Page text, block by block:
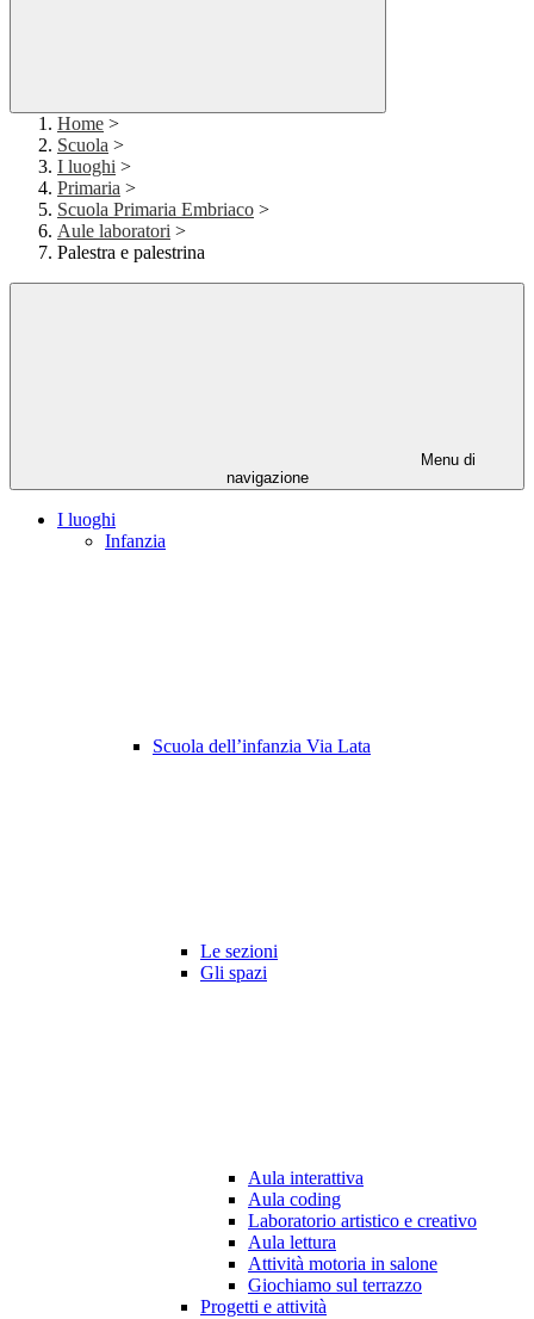
Home >
Scuola >
I luoghi >
Primaria >
Scuola Primaria Embriaco >
Aule laboratori >
Palestra e palestrina
Menu di
navigazione
I luoghi
Infanzia
Scuola dell’infanzia Via Lata
Le sezioni
Gli spazi
Aula interattiva
Aula coding
Laboratorio artistico e creativo
Aula lettura
Attività motoria in salone
Giochiamo sul terrazzo
Progetti e attività